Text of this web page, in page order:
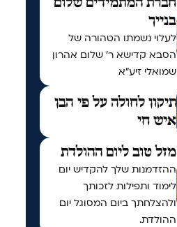
בנייך
לעלוי נשמתו הטהורה של
הסבא קדישא ר' שלום אהרון
שמואלי זיע"א
תיקון לחולה על פי הבן
איש חי
מזל טוב ליום ההולדת
ההזדמנות שלך להקדיש יום
לימוד ותפילות לזכותך
ולהצלחתך ביום המסוגל יום
ההולדת.